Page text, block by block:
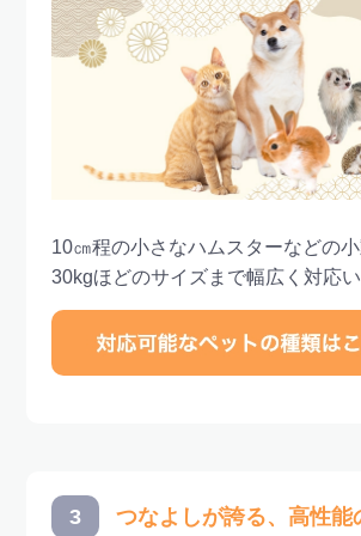
10㎝程の小さなハムスターなどの小
30kgほどのサイズまで幅広く対応い
3 つなよしが誇る、高性能